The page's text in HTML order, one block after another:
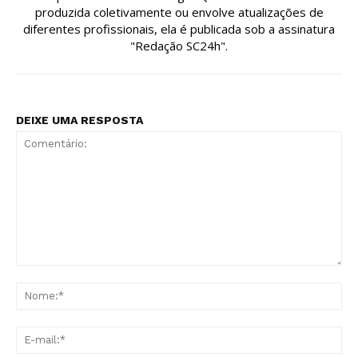
produzida coletivamente ou envolve atualizações de
diferentes profissionais, ela é publicada sob a assinatura
"Redação SC24h".
DEIXE UMA RESPOSTA